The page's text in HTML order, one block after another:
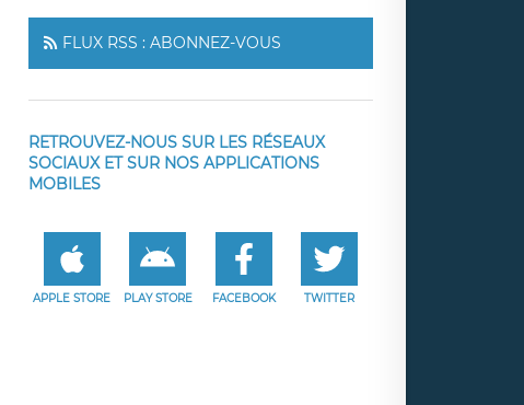
FLUX RSS : ABONNEZ-VOUS
RETROUVEZ-NOUS SUR LES RÉSEAUX
SOCIAUX ET SUR NOS APPLICATIONS
MOBILES
APPLE STORE PLAY STORE FACEBOOK TWITTER